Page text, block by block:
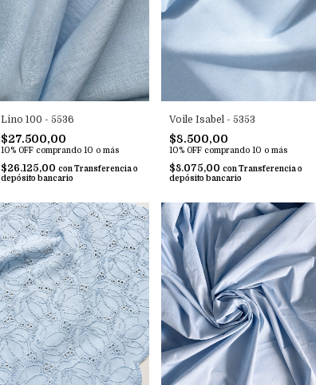
Lino 100 - 5536
$27.500,00
10% OFF comprando 10 o más
$26.125,00 con Transferencia o
depósito bancario
Voile Isabel - 5353
$8.500,00
10% OFF comprando 10 o más
$8.075,00con Transferencia o
depósito bancario